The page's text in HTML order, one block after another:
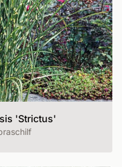
'Strictus'